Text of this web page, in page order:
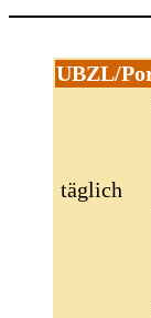
UBZL/
täglich